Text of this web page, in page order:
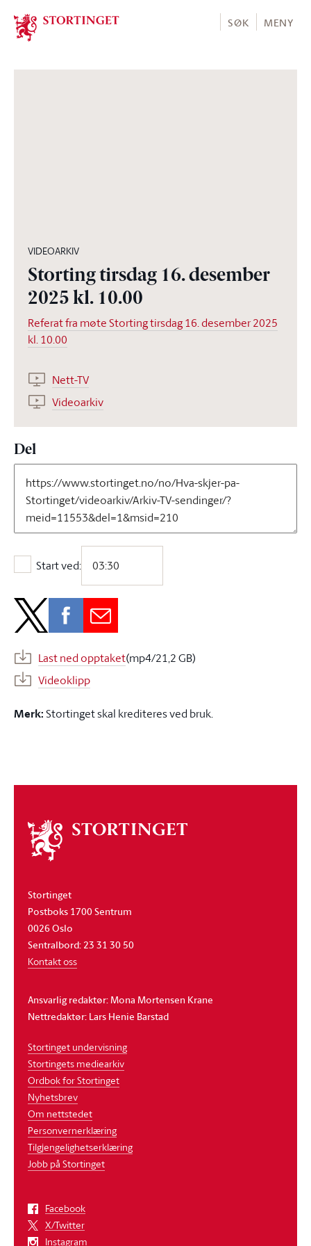
Stortinget.no
SØK MENY
VIDEOARKIV
Storting tirsdag 16. desember
2025 kl. 10.00
Referat fra møte Storting tirsdag 16. desember 2025
kl. 10.00
Nett-TV
Videoarkiv
Del
Start ved:
Start ved:
Last ned opptaket(mp4/21,2 GB)
Videoklipp
Merk:Stortinget skal krediteres ved bruk.
Om
stortinget
Stortinget
Postboks 1700 Sentrum
0026 Oslo
Sentralbord: 23 31 30 50
Kontakt oss
Ansvarlig redaktør: Mona Mortensen Krane
Nettredaktør: Lars Henie Barstad
Stortinget undervisning
Stortingets mediearkiv
Ordbok for Stortinget
Nyhetsbrev
Om nettstedet
Personvernerklæring
Tilgjengelighetserklæring
Jobb på Stortinget
Facebook
X/Twitter
Instagram